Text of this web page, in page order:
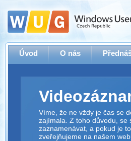
Úvod O nás
Víme, že ne vždy je čas se
zajímala. Z toho důvodu, se
zaznamenávat, a pokud je
zveřejňujeme na našem